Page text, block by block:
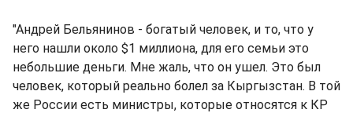
"Андрей Бельянинов - богатый человек, и то, что у
него нашли около $1 миллиона, для его семьи это
небольшие деньги. Мне жаль, что он ушел. Это был
человек, который реально болел за Кыргызстан. В той
же России есть министры, которые относятся к КР